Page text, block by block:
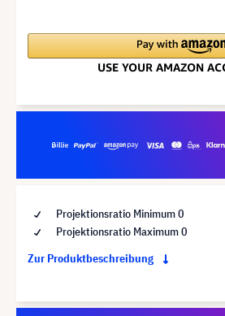
Projektionsratio Minimum 0
Projektionsratio Maximum 0
Zur Produktbeschreibung